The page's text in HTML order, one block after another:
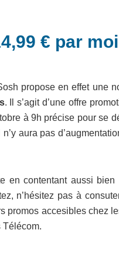
€ par
propose en effet une
. Il s’agit d’une offre
à 9h précise pour se
n’y aura pas
en contentant aussi
n’hésitez pas à
promos accesibles chez
Télécom.